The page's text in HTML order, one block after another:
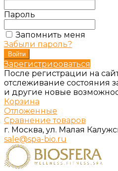
Пароль
Запомнить меня
Забыли пароль?
Зарегистрироваться
После регистрации на
отслеживание состояния
и другие новые
Корзина
Отложенные
Сравнение товаров
г. Москва, ул. Малая
sale@spa-bio.ru